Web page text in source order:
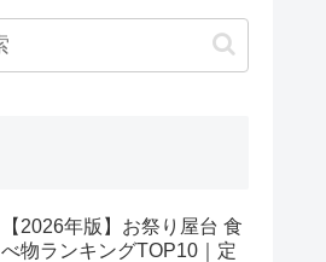
【2026年版】お祭り屋台 食
べ物ランキングTOP10｜定